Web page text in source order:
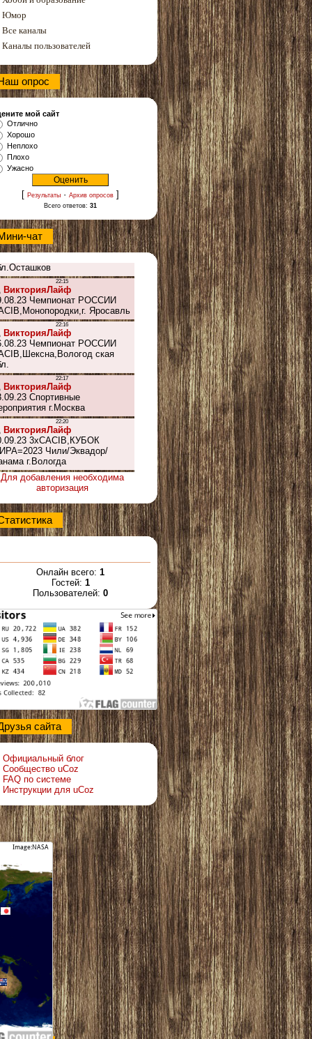
Юмор
Все каналы
Каналы пользователей
опрос
мой сайт
Отлично
Хорошо
Неплохо
Плохо
Ужасно
[ Результаты · Архив опросов ]
Всего ответов: 31
чат
Для добавления необходима
авторизация
Онлайн всего: 1
Гостей: 1
Пользователей: 0
сайта
Официальный блог
Сообщество uCoz
FAQ по системе
Инструкции для uCoz